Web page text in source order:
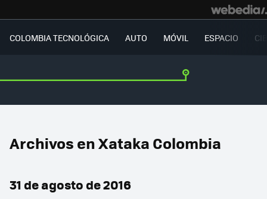
COLOMBIA TECNOLÓGICA AUTO MÓVIL ESPACIO
Archivos en Xataka Colombia
31 de agosto de 2016